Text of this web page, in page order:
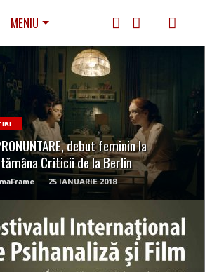
MENIU
debut feminin la
Criticii de la Berlin
25 IANUARIE 2018
READ MORE
READ MORE